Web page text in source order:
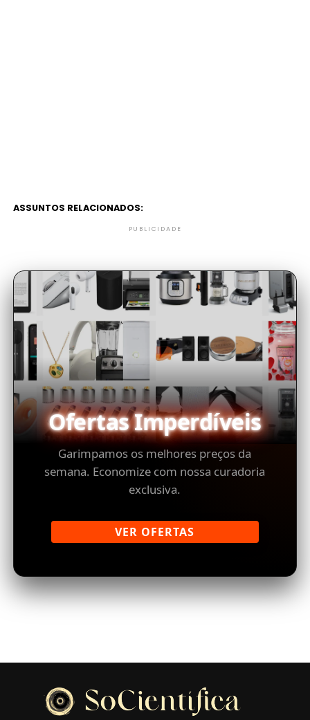
ASSUNTOS RELACIONADOS:
PUBLICIDADE
Ofertas Imperdíveis
Garimpamos os melhores preços da
semana. Economize com nossa curadoria
exclusiva.
VER OFERTAS